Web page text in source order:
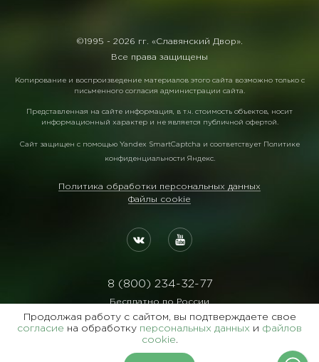
©1995 - 2026 гг. «Славянский Двор».
Все права защищены
Копирование и воспроизведение материалов этого сайта возможно только с
письменного согласия администрации сайта.
Представленная на сайте информация, в т.ч. стоимость объектов, носит
информационный характер и не является публичной офертой.
Сайт защищен с помощью Yandex SmartCaptcha и соответствует Политике
конфиденциальности Яндекс.
Политика обработки персональных данных
Файлы cookie
8 (800) 234-32-77
Бесплатно по России
Реквизиты:
ООО Агентство "Славянский Двор"
Продолжая работу с сайтом, вы подтверждаете свое
согласие на обработку персональных данных и файлов
cookie.